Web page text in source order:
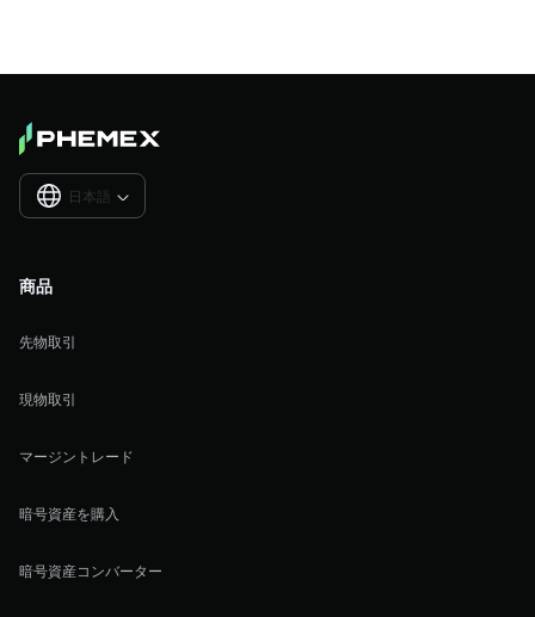
日本語 
商品
先物取引
現物取引
マージントレード
暗号資産を購入
暗号資産コンバーター